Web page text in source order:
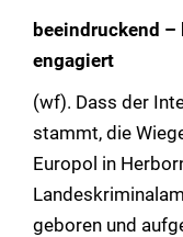
beeindruckend
engagiert
(wf). Dass der
stammt, die
Europol in
geboren und